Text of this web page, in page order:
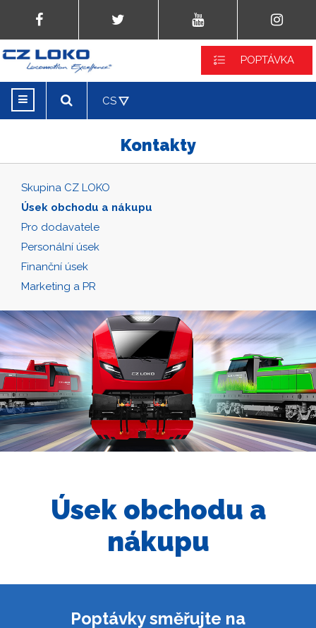
CS
POPTÁVKA
Kontakty
Skupina CZ LOKO
Úsek obchodu a nákupu
Pro dodavatele
Personální úsek
Finanční úsek
Marketing a PR
Úsek obchodu a
nákupu
Poptávky směřujte na